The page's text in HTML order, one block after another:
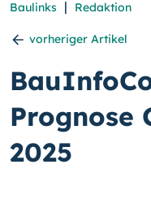
Baulinks | Redaktion
vorheriger Artikel
Prognose
2025